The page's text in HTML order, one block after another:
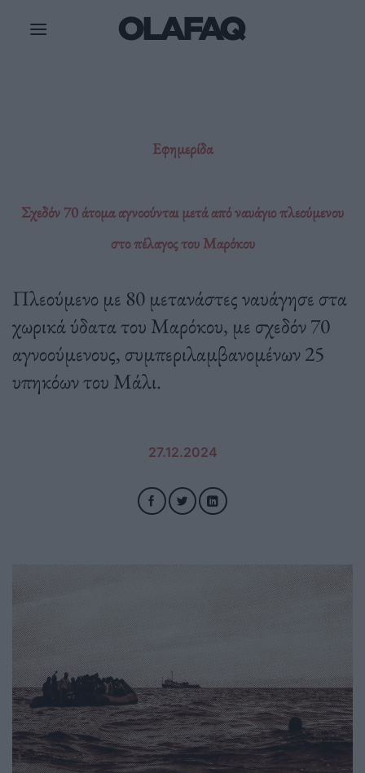
Εφημερίδα
Σχεδόν 70 άτομα αγνοούνται μετά από ναυάγιο πλεούμενου
στο πέλαγος του Μαρόκου
Πλεούμενο με 80 μετανάστες ναυάγησε στα
χωρικά ύδατα του Μαρόκου, με σχεδόν 70
αγνοούμενους, συμπεριλαμβανομένων 25
υπηκόων του Μάλι.
27.12.2024